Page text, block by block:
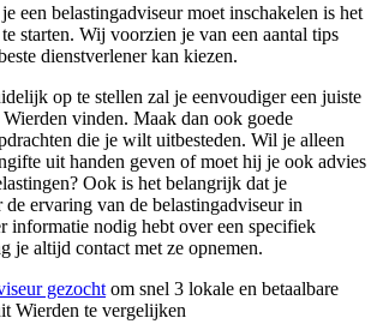
een belastingadviseur moet inschakelen is het
starten. Wij voorzien je van een aantal tips
dienstverlener kan kiezen.
op te stellen zal je eenvoudiger een juiste
vinden. Maak dan ook goede
die je wilt uitbesteden. Wil je alleen
uit handen geven of moet hij je ook advies
Ook is het belangrijk dat je
de ervaring van de belastingadviseur in
informatie nodig hebt over een specifiek
je altijd contact met ze opnemen.
gezocht om snel 3 lokale en betaalbare
Wierden te vergelijken